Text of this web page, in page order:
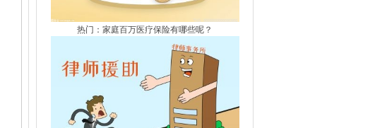
热门：家庭百万医疗保险有哪些呢？